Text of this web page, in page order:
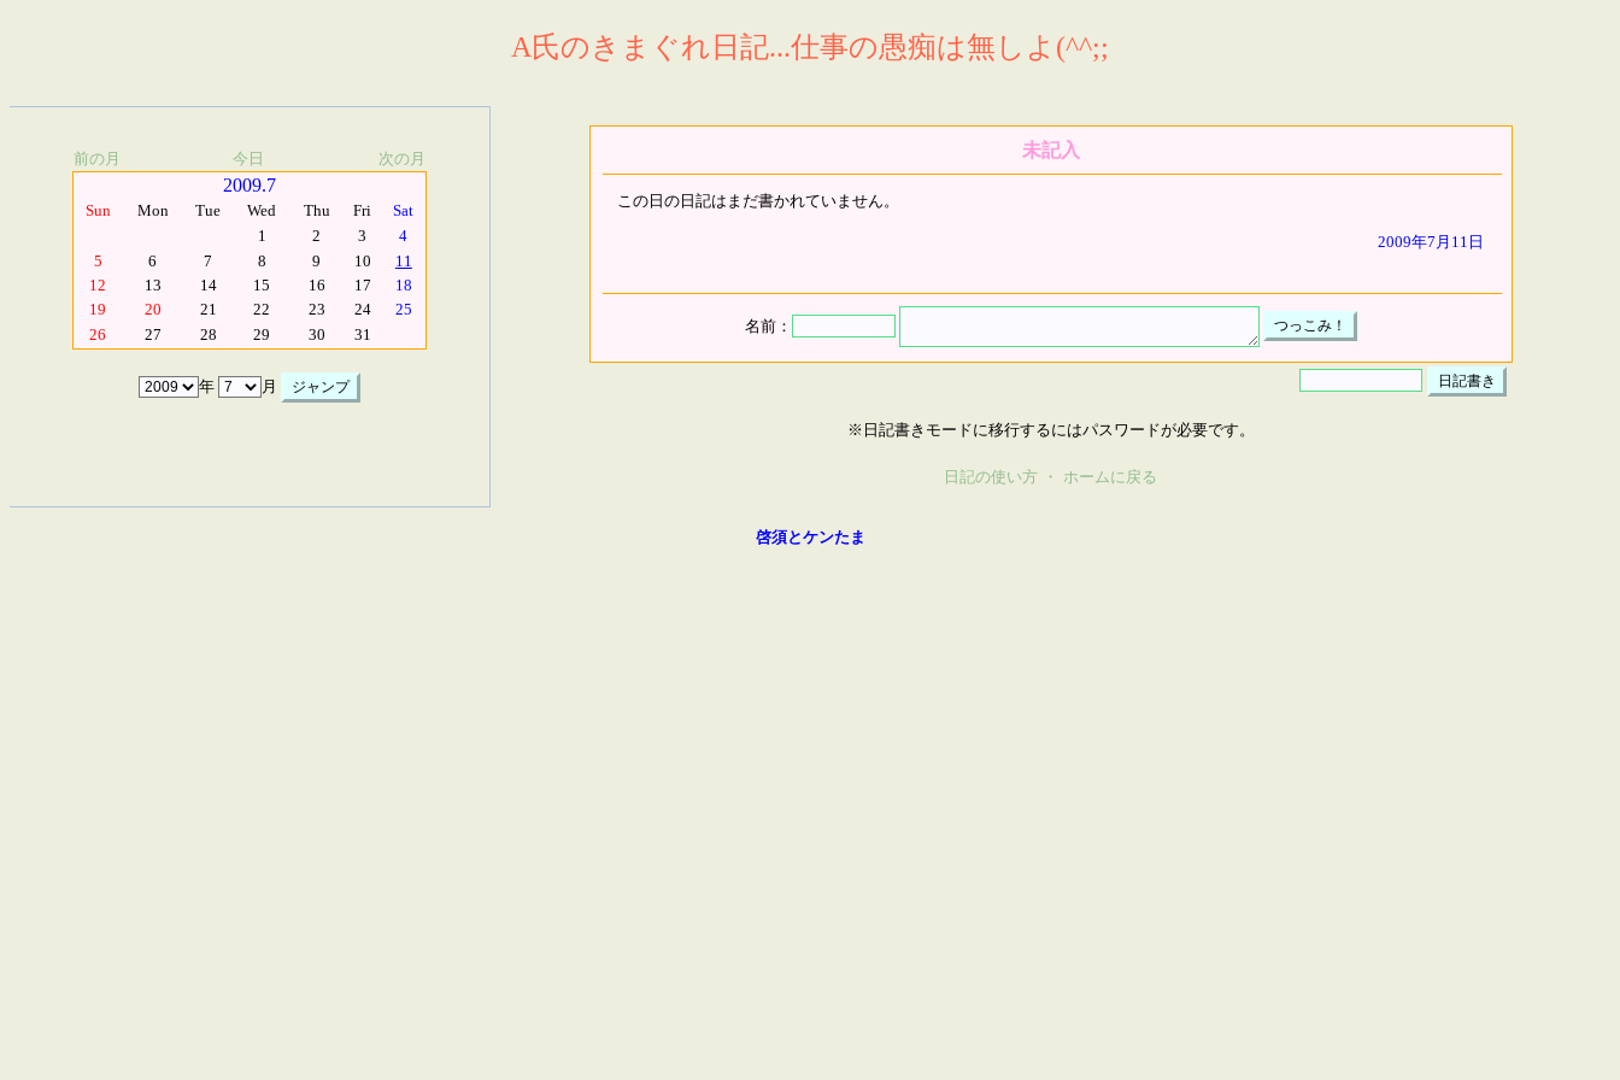
A氏のきまぐれ日記...仕事の愚痴は無しよ(^^;;
前の月 今日 次の月
2009.7
Sun Mon Tue Wed Thu Fri
Sat
1
2 3
4
5
6 7 8 9 10
11
12
13 14 15 16 17
18
19
20 21 22 23 24
25
26
27 28 29 30 31
年 月
未記入
この日の日記はまだ書かれていません。
2009年7月11日
名前：
※日記書きモードに移行するにはパスワードが必要です。
日記の使い方 ・ ホームに戻る
啓須とケンたま